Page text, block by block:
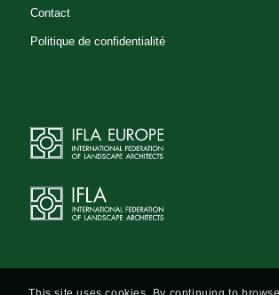
Contact
Politique de confidentialité